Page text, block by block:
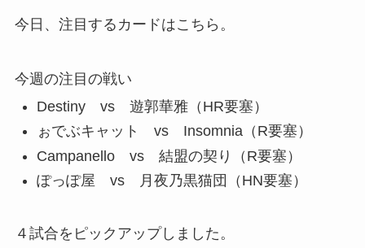
今日、注目するカードはこちら。
今週の注目の戦い
Destiny vs 遊郭華雅（HR要塞）
ぉでぶキャット vs Insomnia（R要塞）
Campanello vs 結盟の契り（R要塞）
ぽっぽ屋 vs 月夜乃黒猫団（HN要塞）
４試合をピックアップしました。